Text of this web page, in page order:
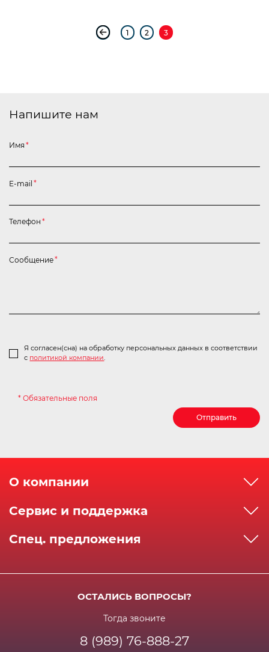
1 2 3
Напишите нам
Имя *
E-mail *
Я согласен(сна) на обработку персональных данных в соответствии
с политикой компании.
Телефон *
Сообщение*
* Обязательные поля
Отправить
О компании
Сервисный центр
Сервис и поддержка
Доставка
Возрат и гарантия
Спец. предложения
Часто задаваемые вопросы
ОСТАЛИСЬ ВОПРОСЫ?
Тогда звоните
8 (989) 76-888-27